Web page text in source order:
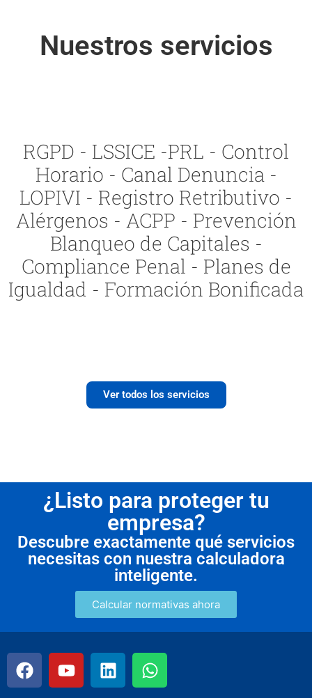
Nuestros servicios
RGPD - LSSICE -PRL - Control
Horario - Canal Denuncia -
LOPIVI - Registro Retributivo -
Alérgenos - ACPP - Prevención
Blanqueo de Capitales -
Compliance Penal - Planes de
Igualdad - Formación Bonificada
Ver todos los servicios
¿Listo para proteger tu
empresa?
Descubre exactamente qué servicios
necesitas con nuestra calculadora
inteligente.
Calcular normativas ahora